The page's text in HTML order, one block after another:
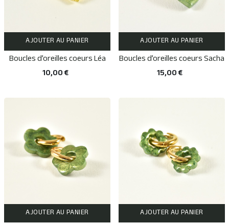
AJOUTER AU PANIER
Boucles d’oreilles coeurs Léa
10,00 €
AJOUTER AU PANIER
Boucles d’oreilles coeurs Sacha
15,00 €
AJOUTER AU PANIER AJOUTER AU PANIER